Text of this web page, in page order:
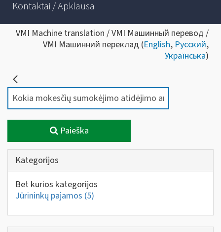
Kontaktai / Apklausa
VMI Machine translation / VMI Машинный перевод /
VMI Машинний переклад (English, Русский,
Українська)
Paieška
Kategorijos
Bet kurios kategorijos
Jūrininkų pajamos (5)